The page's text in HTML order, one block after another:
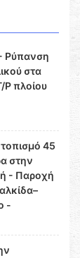
Ρύπανση
στα
Ρ πλοίου
45
στην
- Παροχή
-